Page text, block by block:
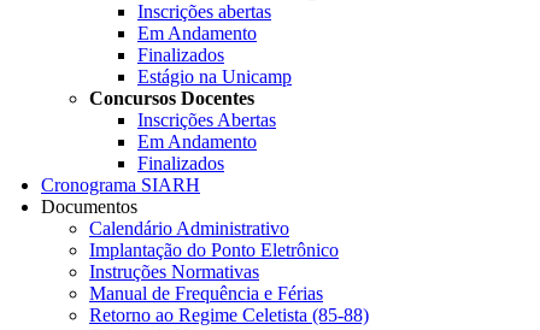
Inscrições abertas
Em Andamento
Finalizados
Estágio na Unicamp
Concursos Docentes
Inscrições Abertas
Em Andamento
Finalizados
Cronograma SIARH
Documentos
Calendário Administrativo
Implantação do Ponto Eletrônico
Instruções Normativas
Manual de Frequência e Férias
Retorno ao Regime Celetista (85-88)